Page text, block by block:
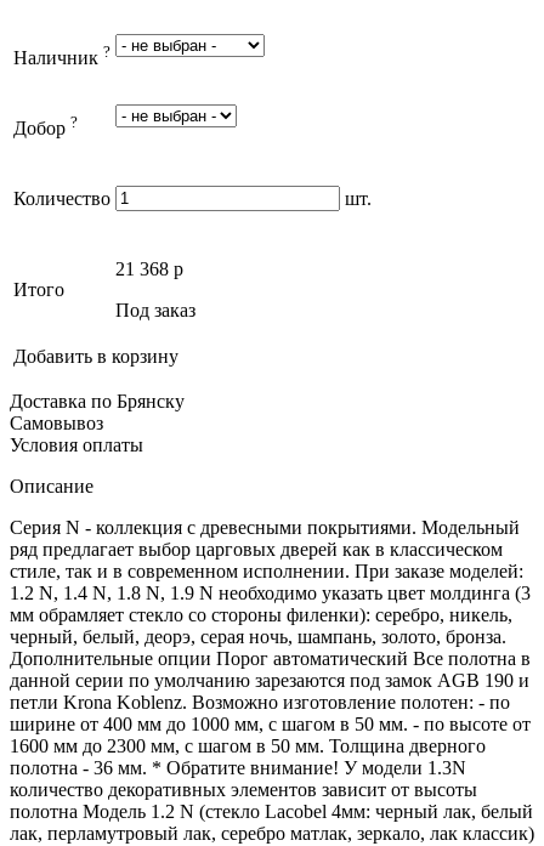
Наличник ?
Добор ?
Количество шт.
Итого
21 368 p
Под заказ
Добавить в корзину
Доставка по Брянску
Самовывоз
Условия оплаты
Описание
Серия N - коллекция с древесными покрытиями. Модельный
ряд предлагает выбор царговых дверей как в классическом
стиле, так и в современном исполнении. При заказе моделей:
1.2 N, 1.4 N, 1.8 N, 1.9 N необходимо указать цвет молдинга (3
мм обрамляет стекло со стороны филенки): серебро, никель,
черный, белый, деорэ, серая ночь, шампань, золото, бронза.
Дополнительные опции Порог автоматический Все полотна в
данной серии по умолчанию зарезаются под замок AGB 190 и
петли Krona Koblenz. Возможно изготовление полотен: - по
ширине от 400 мм до 1000 мм, с шагом в 50 мм. - по высоте от
1600 мм до 2300 мм, с шагом в 50 мм. Толщина дверного
полотна - 36 мм. * Обратите внимание! У модели 1.3N
количество декоративных элементов зависит от высоты
полотна Модель 1.2 N (стекло Lacobel 4мм: черный лак, белый
лак, перламутровый лак, серебро матлак, зеркало, лак классик)